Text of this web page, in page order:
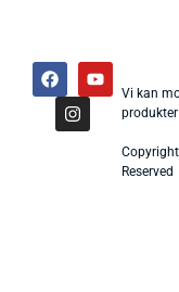
Vi kan
Reserved